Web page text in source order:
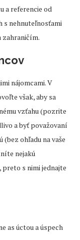
a referencie od
s nehnuteľnosťami
zahraničím.
nájomcami. V
však, aby sa
vzťahu (pozrite
a byť považovaní
ohľadu na vaše
nejakú
preto s nimi jednajte
as úctou a úspech